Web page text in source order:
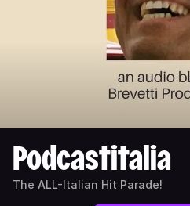
Podcastitalia
The ALL-Italian Hit Parade!